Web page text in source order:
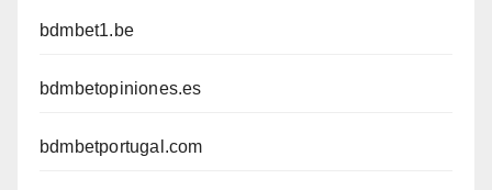
bdmbet1.be
bdmbetopiniones.es
bdmbetportugal.com